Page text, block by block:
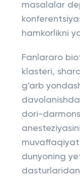
masalalar
hamkorlikni
Fanlararo
klasteri,
g'arb
dori-
dunyoning